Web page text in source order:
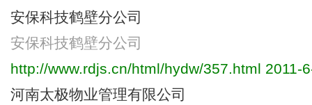
安保科技鹤壁分公司
安保科技鹤壁分公司
http://www.rdjs.cn/html/hydw/357.html 2011-
河南太极物业管理有限公司